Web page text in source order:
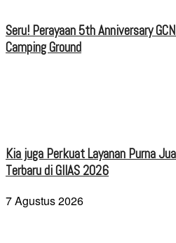
Seru! Perayaan 5th Anniversary
Camping Ground
Kia juga Perkuat Layanan Purna
Terbaru di GIIAS 2026
7 Agustus 2026